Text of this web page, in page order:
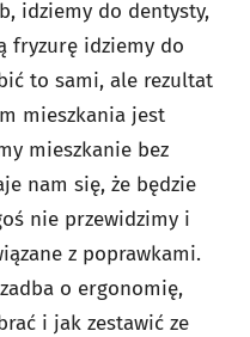
idziemy do dentysty,
fryzurę idziemy do
to sami, ale rezultat
mieszkania jest
mieszkanie bez
nam się, że będzie
nie przewidzimy i
z poprawkami.
o ergonomię,
i jak zestawić ze